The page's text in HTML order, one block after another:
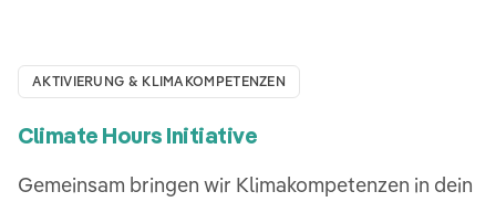
AKTIVIERUNG & KLIMAKOMPETENZEN
Climate Hours Initiative
Gemeinsam bringen wir Klimakompetenzen in dein